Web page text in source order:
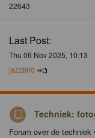
22643
Last Post:
Thu 06 Nov 2025, 10:13
jazzbird
Techniek:
Forum over de